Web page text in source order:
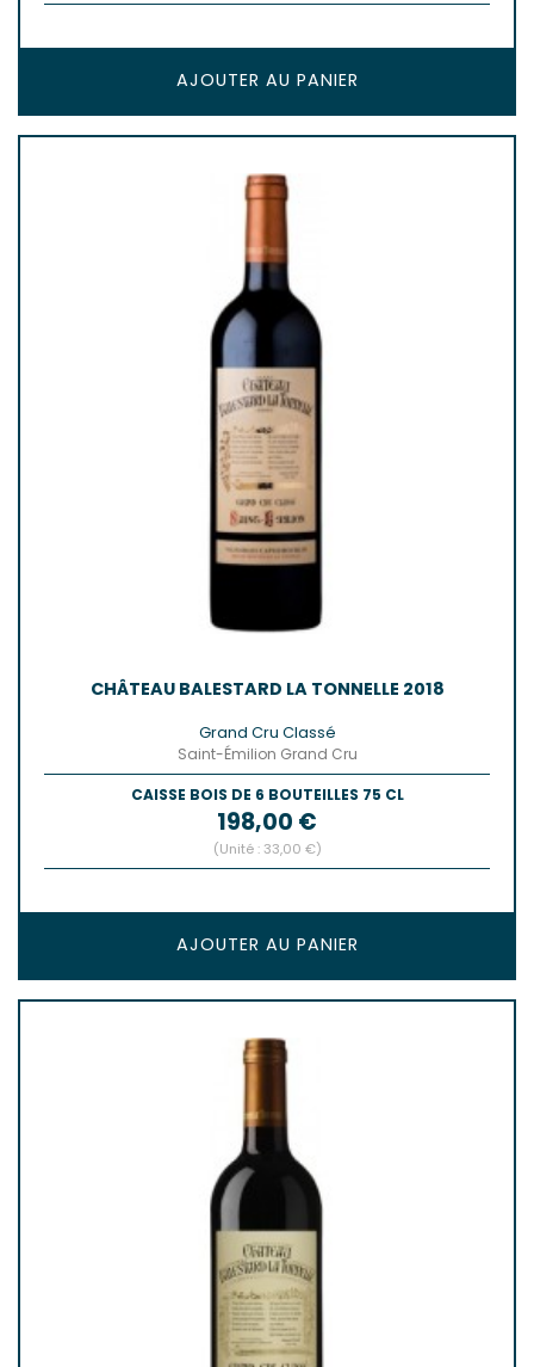
AJOUTER AU PANIER
CHÂTEAU BALESTARD LA TONNELLE 2018
Grand Cru Classé
Saint-Émilion Grand Cru
CAISSE BOIS DE 6 BOUTEILLES 75 CL
Prix
198,00 €
(Unité : 33,00 €)
AJOUTER AU PANIER